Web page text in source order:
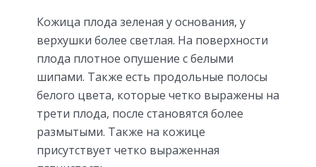
Кожица плода зеленая у основания, у
верхушки более светлая. На поверхности
плода плотное опушение с белыми
шипами. Также есть продольные полосы
белого цвета, которые четко выражены на
трети плода, после становятся более
размытыми. Также на кожице
присутствует четко выраженная